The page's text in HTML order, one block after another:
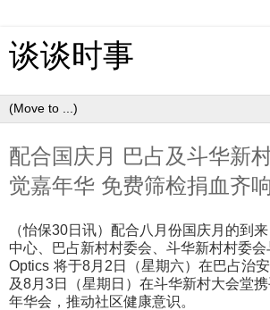
谈谈时事
配合国庆月 巴占及斗华新
觉嘉年华 免费筛检捐血齐
（怡保30日讯）配合八月份国庆月的到
中心、
巴占新村村委会、斗华新村村委
Optics 将于8月2日（星期六）在巴占治
及8月3日（星期日）在斗华新村大会堂
年华会， 推动社区健康意识。